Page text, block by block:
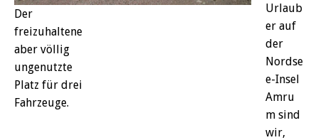
Der
freizuhaltene
aber völlig
ungenutzte
Platz für drei
Fahrzeuge.
Urlaub
er auf
der
Nordse
e-Insel
Amru
m sind
wir,